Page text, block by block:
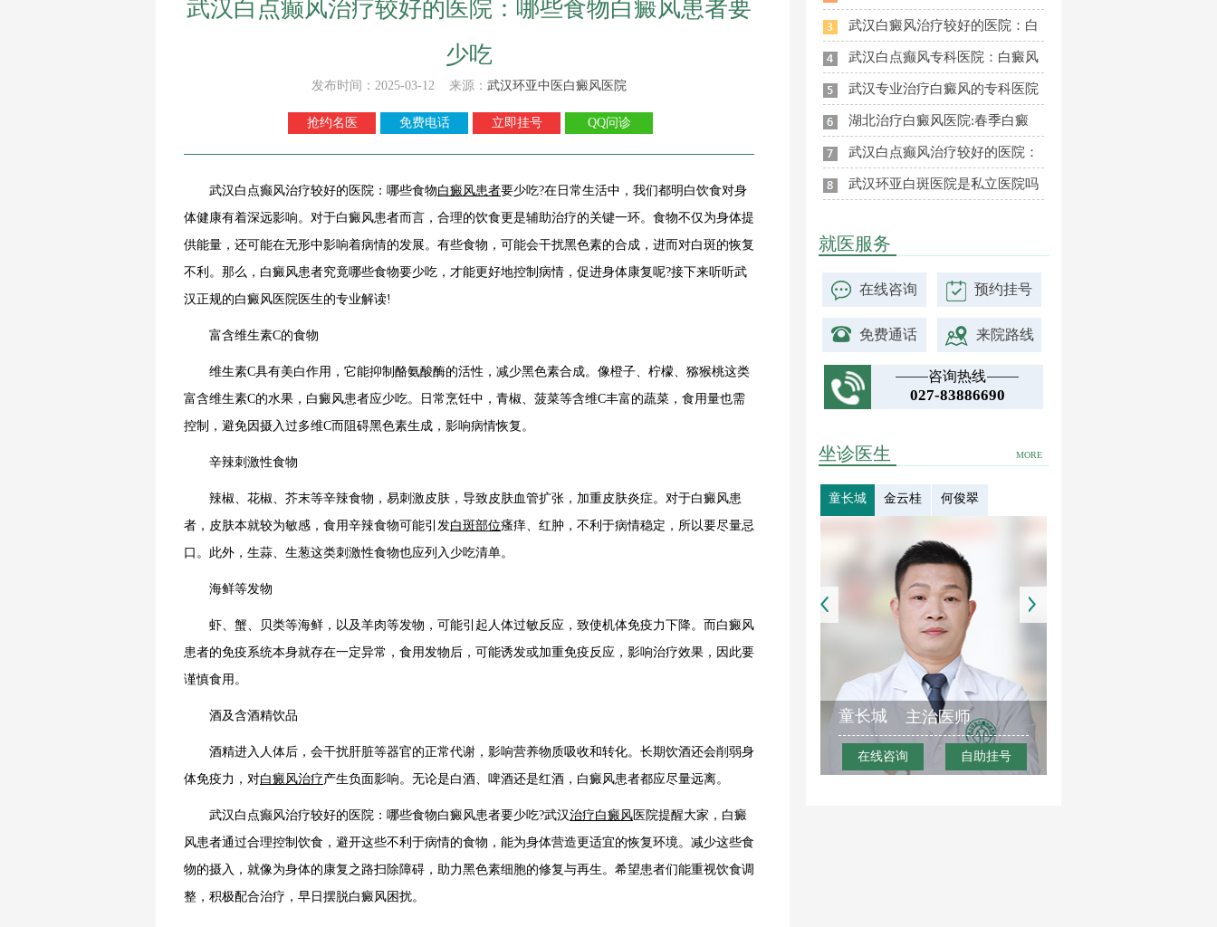
武汉白点癫风治疗较好的医院：哪些食物白癜风患者要
少吃
发布时间：2025-03-12 来源： 武汉环亚中医白癜风医院
抢约名医 免费电话 立即挂号 QQ问诊
武汉白点癫风治疗较好的医院：哪些食物白癜风患者要少吃?在日常生活中，我们都明白饮食对身
体健康有着深远影响。对于白癜风患者而言，合理的饮食更是辅助治疗的关键一环。食物不仅为身体提
供能量，还可能在无形中影响着病情的发展。有些食物，可能会干扰黑色素的合成，进而对白斑的恢复
不利。那么，白癜风患者究竟哪些食物要少吃，才能更好地控制病情，促进身体康复呢?接下来听听武
汉正规的白癜风医院医生的专业解读!
富含维生素C的食物
维生素C具有美白作用，它能抑制酪氨酸酶的活性，减少黑色素合成。像橙子、柠檬、猕猴桃这类
富含维生素C的水果，白癜风患者应少吃。日常烹饪中，青椒、菠菜等含维C丰富的蔬菜，食用量也需
控制，避免因摄入过多维C而阻碍黑色素生成，影响病情恢复。
辛辣刺激性食物
辣椒、花椒、芥末等辛辣食物，易刺激皮肤，导致皮肤血管扩张，加重皮肤炎症。对于白癜风患
者，皮肤本就较为敏感，食用辛辣食物可能引发白斑部位瘙痒、红肿，不利于病情稳定，所以要尽量忌
口。此外，生蒜、生葱这类刺激性食物也应列入少吃清单。
海鲜等发物
虾、蟹、贝类等海鲜，以及羊肉等发物，可能引起人体过敏反应，致使机体免疫力下降。而白癜风
患者的免疫系统本身就存在一定异常，食用发物后，可能诱发或加重免疫反应，影响治疗效果，因此要
谨慎食用。
酒及含酒精饮品
酒精进入人体后，会干扰肝脏等器官的正常代谢，影响营养物质吸收和转化。长期饮酒还会削弱身
体免疫力，对白癜风治疗产生负面影响。无论是白酒、啤酒还是红酒，白癜风患者都应尽量远离。
武汉白点癫风治疗较好的医院：哪些食物白癜风患者要少吃?武汉治疗白癜风 医院提醒大家，白癜
风患者通过合理控制饮食，避开这些不利于病情的食物，能为身体营造更适宜的恢复环境。减少这些食
物的摄入，就像为身体的康复之路扫除障碍，助力黑色素细胞的修复与再生。希望患者们能重视饮食调
整，积极配合治疗，早日摆脱白癜风困扰。
武汉白癜风治疗较好的医院：白
武汉白点癫风专科医院：白癜风
武汉专业治疗白癜风的专科医院
湖北治疗白癜风医院:春季白癜
武汉白点癫风治疗较好的医院：
武汉环亚白斑医院是私立医院吗
就医服务
在线咨询 预约挂号
免费通话 来院路线
咨询热线
027-83886690
MORE
坐诊医生
童长城 金云桂 何俊翠
童长城 主治医师
在线咨询 自助挂号